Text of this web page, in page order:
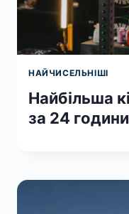
НАЙЧИСЕЛЬНІШІ
Найбільша
за 24 години